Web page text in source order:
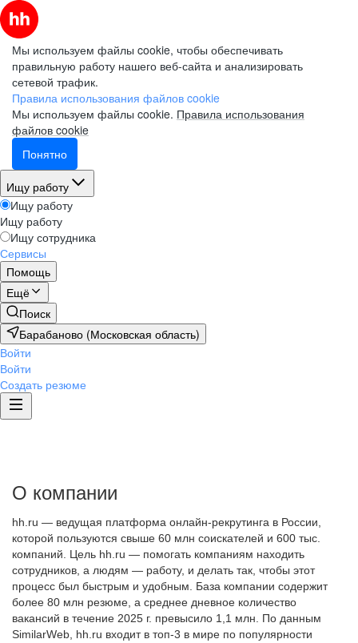
Мы используем файлы cookie, чтобы обеспечивать
правильную работу нашего веб-сайта и анализировать
сетевой трафик.
Правила использования файлов cookie
Мы используем файлы cookie. Правила использования
файлов cookie
Понятно
Ищу работу
Ищу работу
Ищу работу
Ищу сотрудника
Сервисы
Помощь
Ещё
Поиск
Барабаново (Московская область)
Войти
Войти
Создать резюме
О компании
hh.ru — ведущая платформа онлайн-рекрутинга в России,
которой пользуются свыше 60 млн соискателей и 600 тыс.
компаний. Цель hh.ru — помогать компаниям находить
сотрудников, а людям — работу, и делать так, чтобы этот
процесс был быстрым и удобным. База компании содержит
более 80 млн резюме, а среднее дневное количество
вакансий в течение 2025 г. превысило 1,1 млн. По данным
SimilarWeb, hh.ru входит в топ-3 в мире по популярности